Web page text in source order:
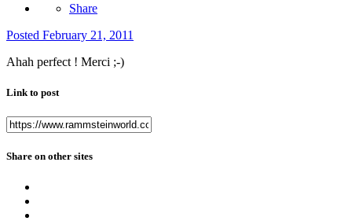
Share
Posted February 21, 2011
Ahah perfect ! Merci ;-)
Link to post
Share on other sites